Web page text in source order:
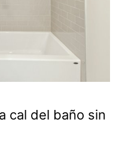
cal del baño sin